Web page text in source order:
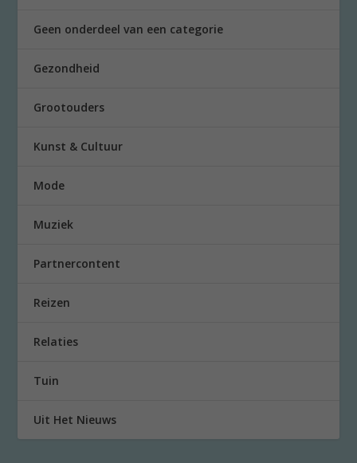
Geen onderdeel van een categorie
Gezondheid
Grootouders
Kunst & Cultuur
Mode
Muziek
Partnercontent
Reizen
Relaties
Tuin
Uit Het Nieuws